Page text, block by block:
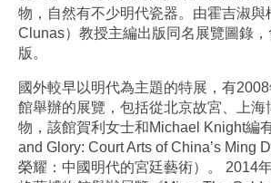
物，自然有不少明代瓷器。由霍吉淑與
Clunas）教授主編出版同名展覽圖錄
版。
國外較早以明代為主題的特展，有
館舉辦的展覽，包括從北京故宮、上海
物，該館賀利女士和Michael Knight編
and Glory: Court Arts of China’s Ming
榮耀：中國明代的宮廷藝術）。 2014